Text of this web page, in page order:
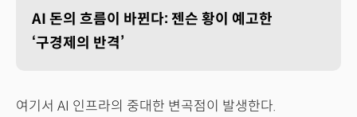
AI 돈의 흐름이 바뀐다: 젠슨 황이 예고한
‘구경제의 반격’
여기서 AI 인프라의 중대한 변곡점이 발생한다.